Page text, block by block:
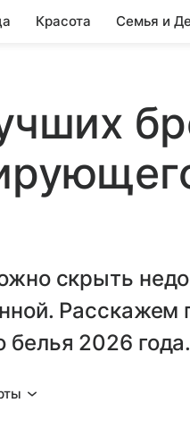
Красота Семья и
скрыть
2026 года.